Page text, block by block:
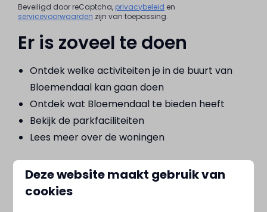
Beveiligd door reCaptcha, privacybeleid en
servicevoorwaarden zijn van toepassing.
Er is zoveel te doen
Ontdek welke activiteiten je in de buurt van
Bloemendaal kan gaan doen
Ontdek wat Bloemendaal te bieden heeft
Bekijk de parkfaciliteiten
Lees meer over de woningen
Deze website maakt gebruik van
cookies